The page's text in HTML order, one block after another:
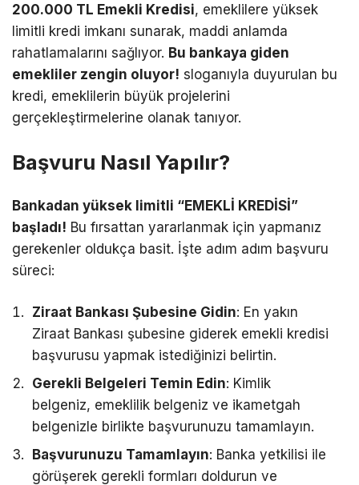
200.000 TL Emekli Kredisi, emeklilere yüksek
limitli kredi imkanı sunarak, maddi anlamda
rahatlamalarını sağlıyor. Bu bankaya giden
emekliler zengin oluyor! sloganıyla duyurulan bu
kredi, emeklilerin büyük projelerini
gerçekleştirmelerine olanak tanıyor.
Başvuru Nasıl Yapılır?
Bankadan yüksek limitli “EMEKLİ KREDİSİ”
başladı! Bu fırsattan yararlanmak için yapmanız
gerekenler oldukça basit. İşte adım adım başvuru
süreci:
Ziraat Bankası Şubesine Gidin: En yakın
Ziraat Bankası şubesine giderek emekli kredisi
başvurusu yapmak istediğinizi belirtin.
Gerekli Belgeleri Temin Edin: Kimlik
belgeniz, emeklilik belgeniz ve ikametgah
belgenizle birlikte başvurunuzu tamamlayın.
Başvurunuzu Tamamlayın: Banka yetkilisi ile
görüşerek gerekli formları doldurun ve